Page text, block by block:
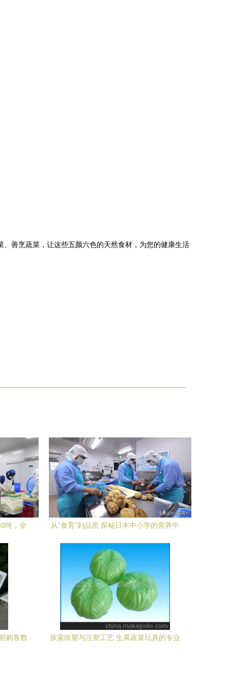
善烹蔬菜，让这些五颜六色的天然食材，为您的健康生活
吨，全
从“食育”到品质 探秘日本中小学的营养午
购客数
探索吹塑与注塑工艺 生果蔬菜玩具的专业